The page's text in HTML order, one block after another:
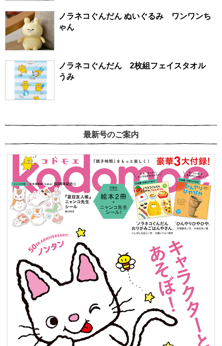
ノラネコぐんだん ぬいぐるみ ワンワンち
ゃん
ノラネコぐんだん 2枚組フェイスタオル
うみ
最新号のご案内